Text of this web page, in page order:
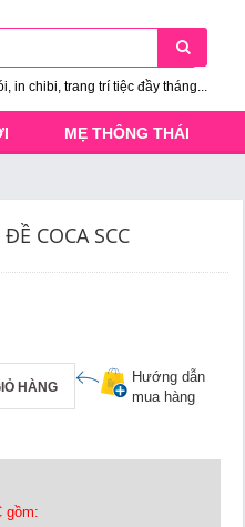
in chibi, trang trí tiệc đầy tháng...
MẸ THÔNG THÁI
COCA SCC
HÀNG
Hướng dẫn
mua hàng
gồm: